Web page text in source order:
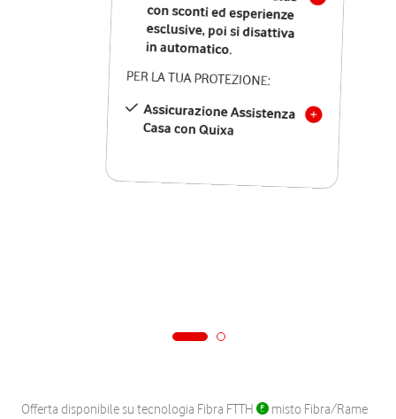
in automatico.
PER LA TUA PROTEZIONE:
Assicurazione Assistenza
Casa con Quixa
Offerta disponibile su tecnologia Fibra FTTH misto Fibra/Rame